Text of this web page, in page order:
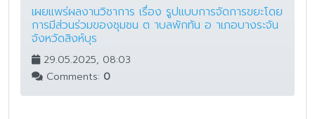
เผยแพร่ผลงานวิชาการ เรื่อง รูปแบบการจัดการขยะโดย
การมีส่วนร่วมของชุมชน ต าบลพักทัน อ าเภอบางระจัน
จังหวัดสิงห์บุร
29.05.2025, 08:03
Comments: 0